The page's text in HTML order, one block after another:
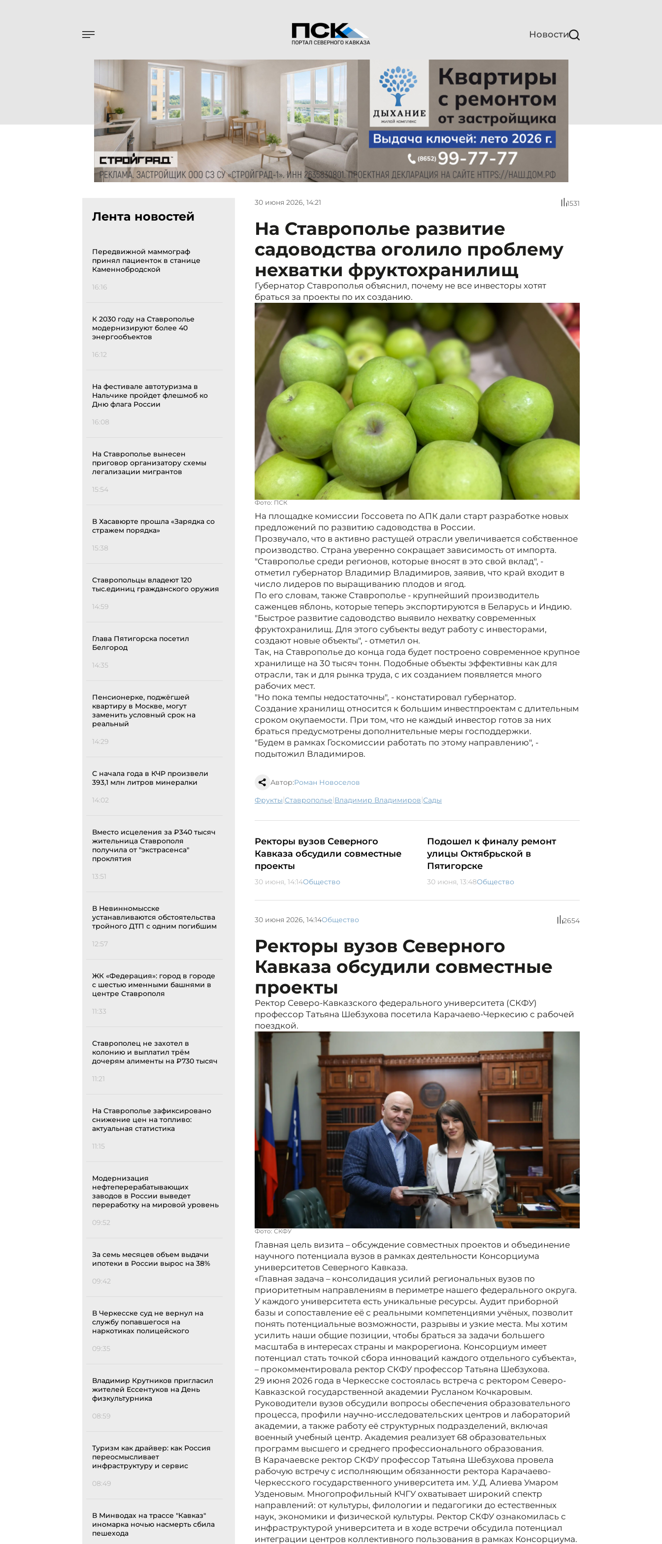
Новости
Лента новостей
Передвижной маммограф
принял пациенток в станице
Каменнобродской
16:16
К 2030 году на Ставрополье
модернизируют более 40
энергообъектов
16:12
На фестивале автотуризма в
Нальчике пройдет флешмоб ко
Дню флага России
16:08
На Ставрополье вынесен
приговор организатору схемы
легализации мигрантов
15:54
В Хасавюрте прошла «Зарядка со
стражем порядка»
15:38
Ставропольцы владеют 120
тыс.единиц гражданского оружия
14:59
Глава Пятигорска посетил
Белгород
14:35
Пенсионерке, поджёгшей
квартиру в Москве, могут
заменить условный срок на
реальный
14:29
С начала года в КЧР произвели
393,1 млн литров минералки
14:02
Вместо исцеления за ₽340 тысяч
жительница Ставрополя
получила от "экстрасенса"
проклятия
13:51
В Невинномысске
устанавливаются обстоятельства
тройного ДТП с одним погибшим
12:57
ЖК «Федерация»: город в городе
с шестью именными башнями в
центре Ставрополя
11:33
Ставрополец не захотел в
колонию и выплатил трём
дочерям алименты на ₽730 тысяч
11:21
На Ставрополье зафиксировано
снижение цен на топливо:
актуальная статистика
11:15
Модернизация
нефтеперерабатывающих
заводов в России выведет
переработку на мировой уровень
09:52
За семь месяцев объем выдачи
ипотеки в России вырос на 38%
09:42
В Черкесске суд не вернул на
службу попавшегося на
наркотиках полицейского
09:35
Владимир Крутников пригласил
жителей Ессентуков на День
физкультурника
08:59
Туризм как драйвер: как Россия
переосмысливает
инфраструктуру и сервис
08:49
В Минводах на трассе "Кавказ"
иномарка ночью насмерть сбила
пешехода
30 июня 2026, 14:21 1531
На Ставрополье развитие
садоводства оголило проблему
нехватки фруктохранилищ
Губернатор Ставрополья объяснил, почему не все инвесторы хотят
браться за проекты по их созданию.
Фото: ПСК
На площадке комиссии Госсовета по АПК дали старт разработке новых
предложений по развитию садоводства в России.
Прозвучало, что в активно растущей отрасли увеличивается собственное
производство. Страна уверенно сокращает зависимость от импорта.
"Ставрополье среди регионов, которые вносят в это свой вклад", -
отметил губернатор Владимир Владимиров, заявив, что край входит в
число лидеров по выращиванию плодов и ягод.
По его словам, также Ставрополье - крупнейший производитель
саженцев яблонь, которые теперь экспортируются в Беларусь и Индию.
"Быстрое развитие садоводство выявило нехватку современных
фруктохранилищ. Для этого субъекты ведут работу с инвесторами,
создают новые объекты", - отметил он.
Так, на Ставрополье до конца года будет построено современное крупное
хранилище на 30 тысяч тонн. Подобные объекты эффективны как для
отрасли, так и для рынка труда, с их созданием появляется много
рабочих мест.
"Но пока темпы недостаточны", - констатировал губернатор.
Создание хранилищ относится к большим инвестпроектам с длительным
сроком окупаемости. При том, что не каждый инвестор готов за них
браться предусмотрены дополнительные меры господдержки.
"Будем в рамках Госкомиссии работать по этому направлению", -
подытожил Владимиров.
Автор:Роман Новоселов
фрукты| Ставрополье| Владимир Владимиров| сады
Ректоры вузов Северного
Кавказа обсудили совместные
проекты
30 июня, 14:14Общество
Подошел к финалу ремонт
улицы Октябрьской в
Пятигорске
30 июня, 13:48Общество
30 июня 2026, 14:14Общество 2654
Ректоры вузов Северного
Кавказа обсудили совместные
проекты
Ректор Северо-Кавказского федерального университета (СКФУ)
профессор Татьяна Шебзухова посетила Карачаево-Черкесию с рабочей
поездкой.
Фото: СКФУ
Главная цель визита – обсуждение совместных проектов и объединение
научного потенциала вузов в рамках деятельности Консорциума
университетов Северного Кавказа.
«Главная задача – консолидация усилий региональных вузов по
приоритетным направлениям в периметре нашего федерального округа.
У каждого университета есть уникальные ресурсы. Аудит приборной
базы и сопоставление её с реальными компетенциями учёных, позволит
понять потенциальные возможности, разрывы и узкие места. Мы хотим
усилить наши общие позиции, чтобы браться за задачи большего
масштаба в интересах страны и макрорегиона. Консорциум имеет
потенциал стать точкой сбора инноваций каждого отдельного субъекта»,
– прокомментировала ректор СКФУ профессор Татьяна Шебзухова.
29 июня 2026 года в Черкесске состоялась встреча с ректором Северо-
Кавказской государственной академии Русланом Кочкаровым.
Руководители вузов обсудили вопросы обеспечения образовательного
процесса, профили научно-исследовательских центров и лабораторий
академии, а также работу её структурных подразделений, включая
военный учебный центр. Академия реализует 68 образовательных
программ высшего и среднего профессионального образования.
В Карачаевске ректор СКФУ профессор Татьяна Шебзухова провела
рабочую встречу с исполняющим обязанности ректора Карачаево-
Черкесского государственного университета им. У.Д. Алиева Умаром
Узденовым. Многопрофильный КЧГУ охватывает широкий спектр
направлений: от культуры, филологии и педагогики до естественных
наук, экономики и физической культуры. Ректор СКФУ ознакомилась с
инфраструктурой университета и в ходе встречи обсудила потенциал
интеграции центров коллективного пользования в рамках Консорциума.